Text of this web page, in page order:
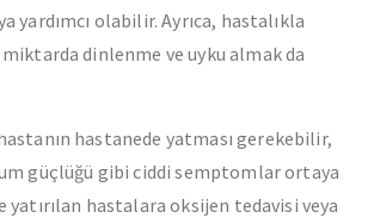
yardımcı olabilir. Ayrıca, hastalıkla
dinlenme ve uyku almak da
hastanede yatması gerekebilir,
güçlüğü gibi ciddi semptomlar ortaya
yatırılan hastalara oksijen tedavisi veya